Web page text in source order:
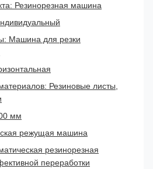
Резинорезная машина
Машина для резки
Резиновые листы,
мм
режущая машина
резинорезная
переработки